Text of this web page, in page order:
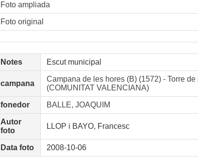
Foto ampliada
Foto original
Notes Escut municipal
campana
Campana de les hores (B) (1572) - Torre
(COMUNITAT VALENCIANA)
fonedor BALLE, JOAQUIM
Autor
foto
LLOP i BAYO, Francesc
Data foto 2008-10-06